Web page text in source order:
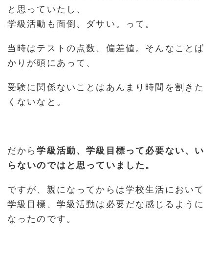
と思っていたし、
学級活動も面倒、ダサい。って。
当時はテストの点数、偏差値。そんなことば
かりが頭にあって、
受験に関係ないことはあんまり時間を割きた
くないなと。
だから学級活動、学級目標って必要ない、い
らないのではと思っていました。
ですが、親になってからは学校生活において
学級目標、学級活動は必要だな感じるように
なったのです。